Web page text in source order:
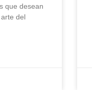
que desean
del